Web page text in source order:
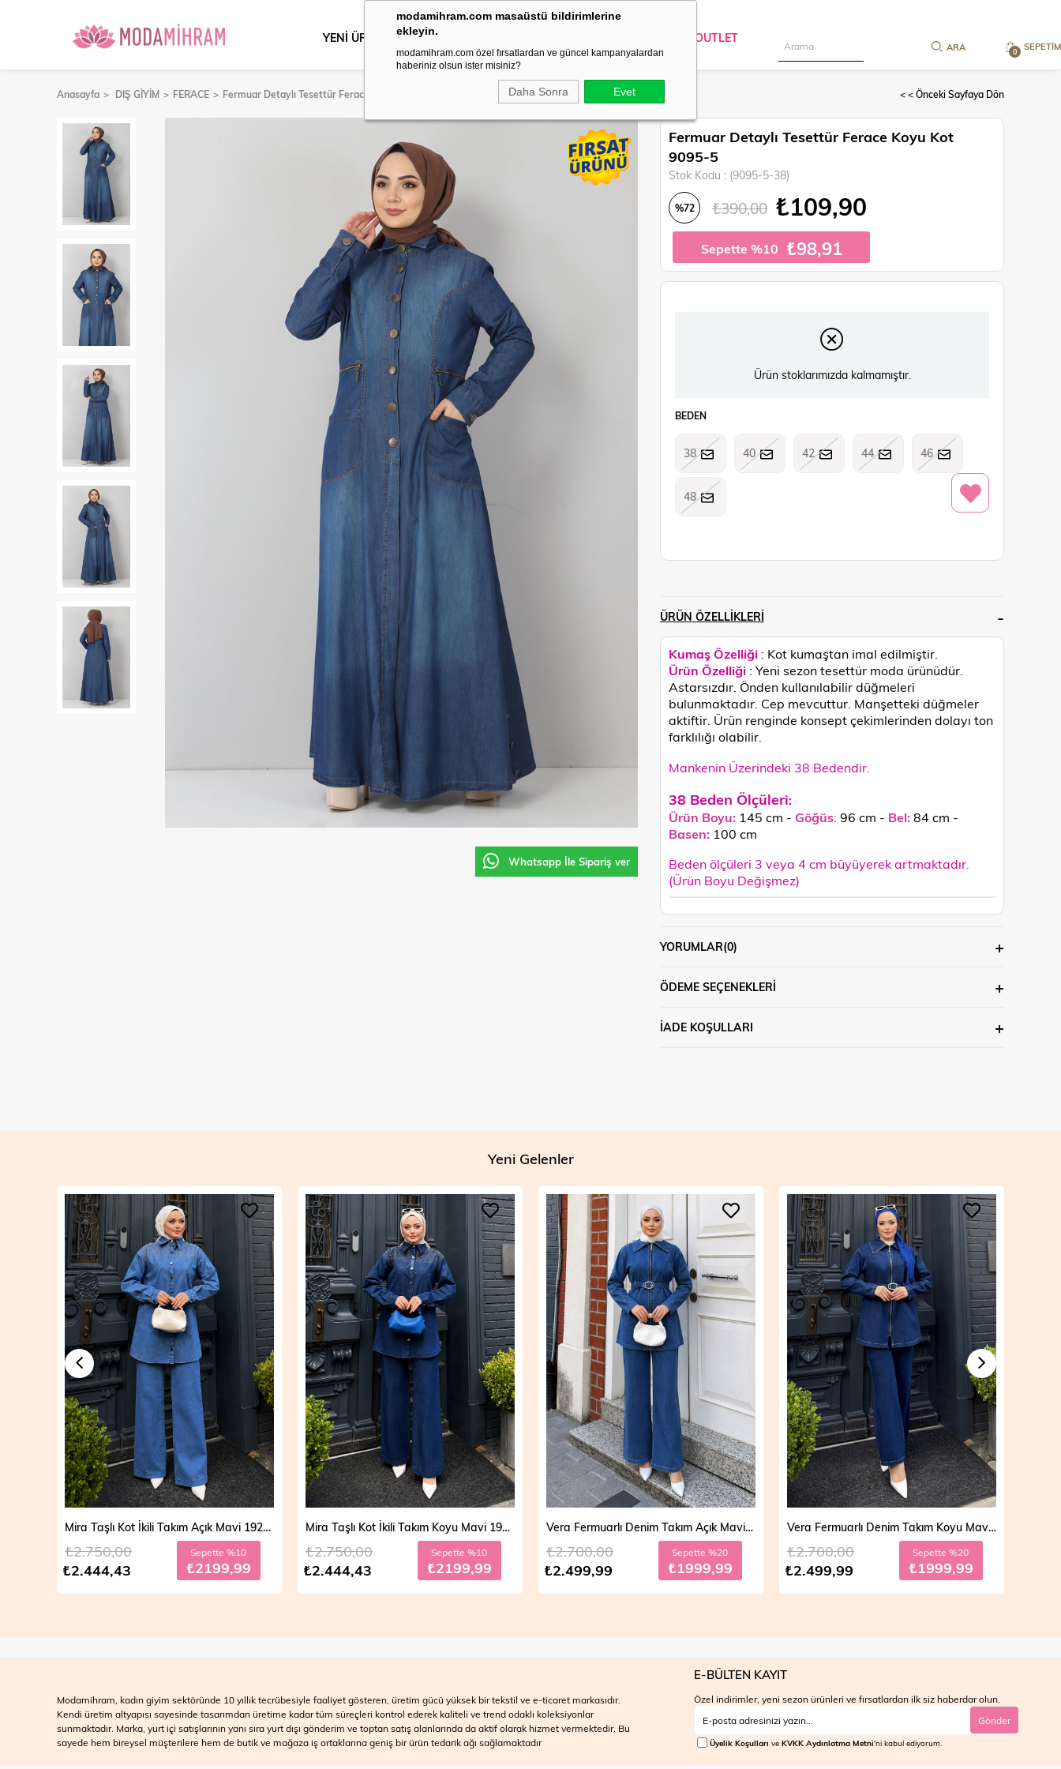
modamihram.com masaüstü bildirimlerine
ekleyin.
modamihram.com özel fırsatlardan ve güncel kampanyalardan
haberiniz olsun ister misiniz?
Daha Sonra Evet
SEPETIM
0
YENİ ÜRÜNLER DIŞ GİYİM OUTLET
Anasayfa DIŞ GİYİM FERACE Fermuar Detaylı Tesettür Ferace Koyu Kot 9095-5 < < Önceki Sayfaya Dön
Whatsapp İle Sipariş ver
Fermuar Detaylı Tesettür Ferace Koyu Kot
9095-5
Stok Kodu (9095-5-38)
%72 ₺390,00 ₺109,90
Sepette %10 ₺98,91
Ürün stoklarımızda kalmamıştır.
BEDEN
38 40 42 44 46
48
ÜRÜN ÖZELLIKLERI
Kumaş Özelliği : Kot kumaştan imal edilmiştir.
Ürün Özelliği : Yeni sezon tesettür moda ürünüdür.
Astarsızdır. Önden kullanılabilir düğmeleri
bulunmaktadır. Cep mevcuttur. Manşetteki düğmeler
aktiftir. Ürün renginde konsept çekimlerinden dolayı ton
farklılığı olabilir.
Mankenin Üzerindeki 38 Bedendir.
38 Beden Ölçüleri:
Ürün Boyu: 145 cm - Göğüs: 96 cm - Bel:84 cm -
Basen: 100 cm
Beden ölçüleri 3 veya 4 cm büyüyerek artmaktadır.
(Ürün Boyu Değişmez)
YORUMLAR(0)
ÖDEME SEÇENEKLERI
İADE KOŞULLARI
Yeni Gelenler
Mira Taşlı Kot İkili Takım Koyu Mavi 19286
₺2.444,43
₺2.750,00 Sepette %10
₺2199,99
Vera Fermuarlı Denim Takım Açık Mavi 19298
₺2.499,99
₺2.700,00 Sepette %20
₺1999,99
Vera Fermuarlı Denim Takım Koyu Mavi 19298
₺2.499,99
₺2.700,00 Sepette %20
₺1999,99
Mila Çift Düğmeli Kot Trençkot Açık Mavi 19290
₺3.999,99
₺4.700,00 Sepette %30
₺2799,99
Modamihram, kadın giyim sektöründe 10 yıllık tecrübesiyle faaliyet gösteren, üretim gücü yüksek bir tekstil ve e-ticaret markasıdır.
Kendi üretim altyapısı sayesinde tasarımdan üretime kadar tüm süreçleri kontrol ederek kaliteli ve trend odaklı koleksiyonlar
sunmaktadır. Marka, yurt içi satışlarının yanı sıra yurt dışı gönderim ve toptan satış alanlarında da aktif olarak hizmet vermektedir. Bu
sayede hem bireysel müşterilere hem de butik ve mağaza iş ortaklarına geniş bir ürün tedarik ağı sağlamaktadır
E-BÜLTEN KAYIT
Özel indirimler, yeni sezon ürünleri ve fırsatlardan ilk siz haberdar olun.
Gönder
Üyelik Koşulları ve KVKK Aydınlatma Metni'ni kabul ediyorum.